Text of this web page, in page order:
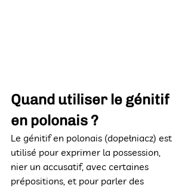
Quand utiliser le génitif
en polonais ?
Le génitif en polonais (dopełniacz) est
utilisé pour exprimer la possession,
nier un accusatif, avec certaines
prépositions, et pour parler des